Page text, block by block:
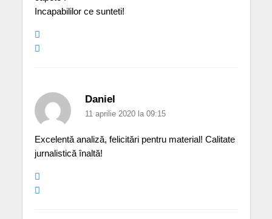
Incapabililor ce sunteti!
Daniel
11 aprilie 2020 la 09:15
Excelentă analiză, felicitări pentru material! Calitate
jurnalistică înaltă!